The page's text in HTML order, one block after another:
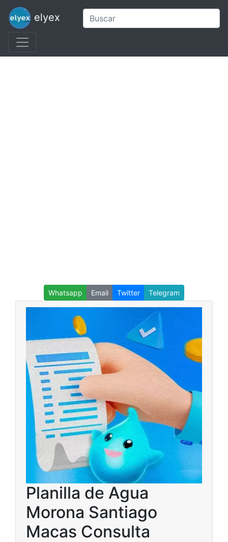
elyex
Whatsapp Email Twitter Telegram
Planilla de Agua
Morona Santiago
Macas Consulta